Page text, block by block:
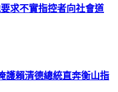
求不實指控者向社會道
護賴清德總統直奔衡山指